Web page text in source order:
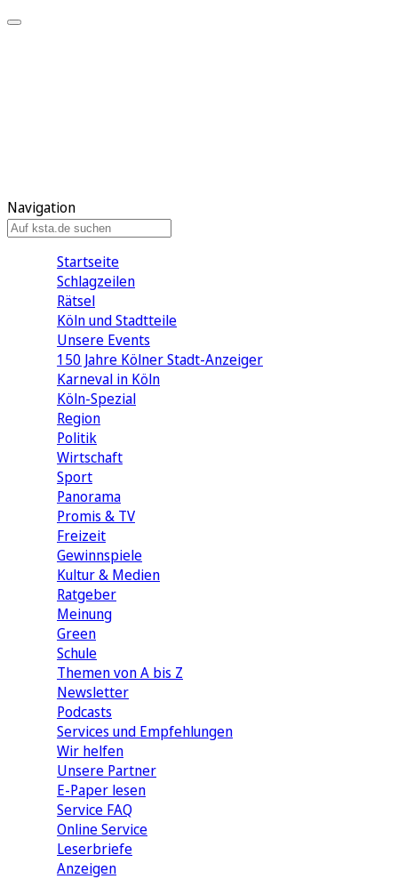
Navigation
Startseite
Schlagzeilen
Rätsel
Köln und Stadtteile
Unsere Events
150 Jahre Kölner Stadt-Anzeiger
Karneval in Köln
Köln-Spezial
Region
Politik
Wirtschaft
Sport
Panorama
Promis & TV
Freizeit
Gewinnspiele
Kultur & Medien
Ratgeber
Meinung
Green
Schule
Themen von A bis Z
Newsletter
Podcasts
Services und Empfehlungen
Wir helfen
Unsere Partner
E-Paper lesen
Service FAQ
Online Service
Leserbriefe
Anzeigen